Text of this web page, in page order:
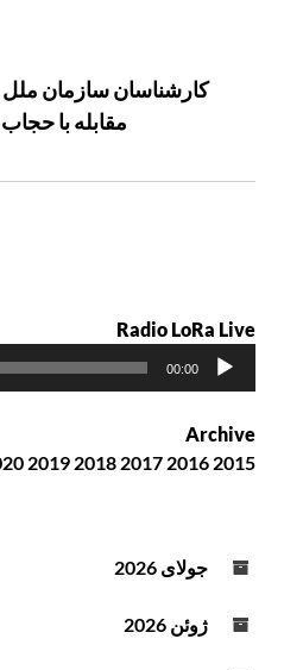
کارشناسان سازمان ملل
مقابله با
Radio LoRa Live
ک
ن
ه
و
00:00
Archive
2015
2016
2017
2018
2019
جولای 2026
ژوئن 2026